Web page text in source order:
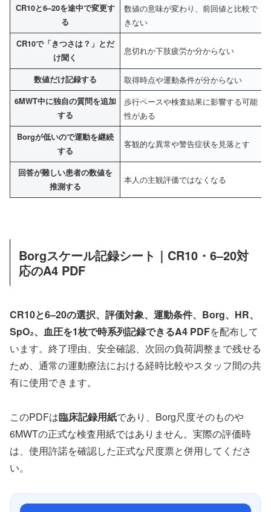
CR10と6–20を途中で変更す
る
数値の意味が変わり、前回値と比較で
きない
CR10で「きつさは？」とだ
け聞く
息切れか下肢疲労か分からない
数値だけ記録する 取得時点や運動条件が分からない
6MWT中に独自の質問を追加
する
歩行ペースや検査結果に影響する可能
性がある
Borgが低いので運動を継続
する
客観的な異常や警告症状を見落とす
回答が難しい患者の数値を
推測する
本人の主観評価ではなくなる
Borgスケール記録シート｜CR10・6–20対
応のA4 PDF
CR10と6–20の選択、評価対象、運動条件、Borg、HR、
SpO₂、血圧を1枚で時系列記録できるA4 PDFを配布して
います。終了理由、安全確認、次回の負荷調整まで残せる
ため、通常の運動療法における経時比較やスタッフ間の共
有に使用できます。
このPDFは臨床記録用紙であり、Borg尺度そのものや
6MWTの正式な検査用紙ではありません。実際の評価時
は、使用許諾を確認した正式な尺度票と併用してくださ
い。